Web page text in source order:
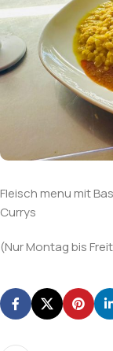
Fleisch menu mit
Currys
(Nur Montag bis